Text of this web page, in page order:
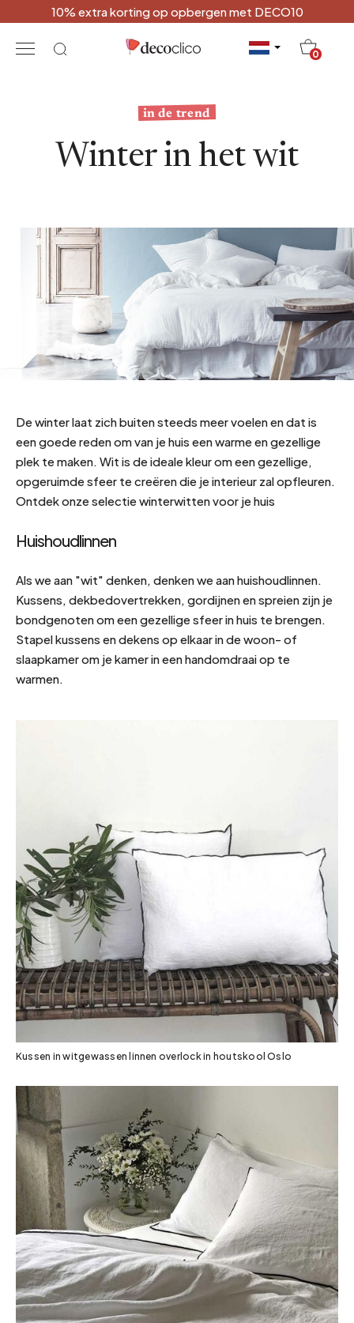
10% extra korting op opbergen met DECO10
0
in de trend
Winter in het wit
De winter laat zich buiten steeds meer voelen en dat is
een goede reden om van je huis een warme en gezellige
plek te maken. Wit is de ideale kleur om een gezellige,
opgeruimde sfeer te creëren die je interieur zal opfleuren.
Ontdek onze selectie winterwitten voor je huis
Huishoudlinnen
Als we aan "wit" denken, denken we aan huishoudlinnen.
Kussens, dekbedovertrekken, gordijnen en spreien zijn je
bondgenoten om een gezellige sfeer in huis te brengen.
Stapel kussens en dekens op elkaar in de woon- of
slaapkamer om je kamer in een handomdraai op te
warmen.
Kussen in witgewassen linnen overlock in houtskool Oslo